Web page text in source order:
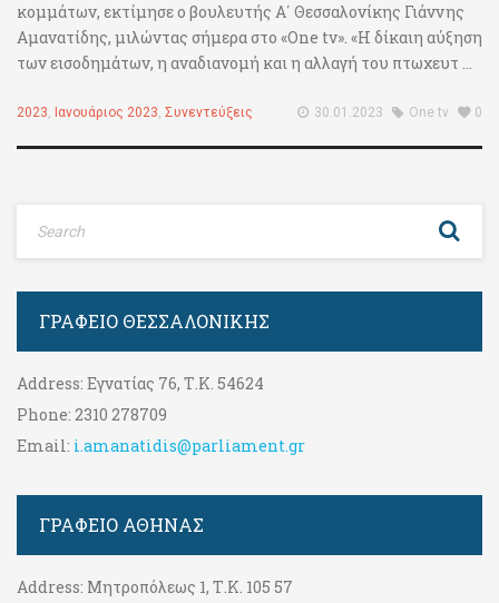
κομμάτων, εκτίμησε ο βουλευτής Α΄ Θεσσαλονίκης Γιάννης
Αμανατίδης, μιλώντας σήμερα στο «One tv». «Η δίκαιη αύξηση
των εισοδημάτων, η αναδιανομή και η αλλαγή του πτωχευτ ...
2023, Ιανουάριος 2023, Συνεντεύξεις 30.01.2023 One tv 0
ΓΡΑΦΕΊΟ ΘΕΣΣΑΛΟΝΊΚΗΣ
Address: Εγνατίας 76, Τ.Κ. 54624
Phone: 2310 278709
Email: i.amanatidis@parliament.gr
ΓΡΑΦΕΊΟ ΑΘΉΝΑΣ
Address: Μητροπόλεως 1, Τ.Κ. 105 57